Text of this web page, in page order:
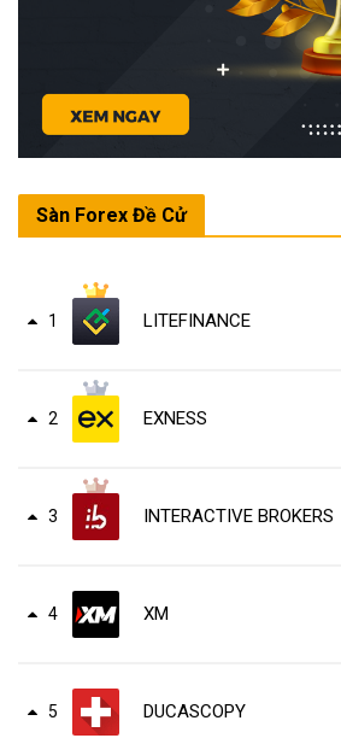
Sàn Forex Đề Cử
1 LITEFINANCE
2 EXNESS
3 INTERACTIVE BROKERS
4 XM
5 DUCASCOPY